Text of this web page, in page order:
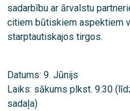
sadarbību ar ārvalstu
citiem būtiskiem aspektiem
starptautiskajos tirgos.
Datums: 9. Jūnijs
Laiks: sākums plkst. 9:30
sadaļa)